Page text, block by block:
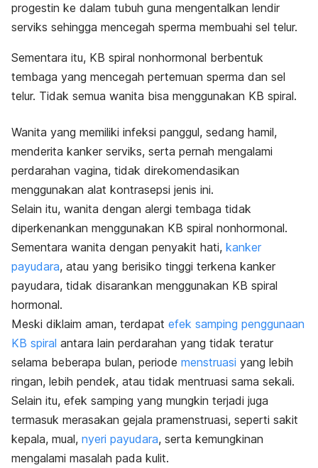
progestin ke dalam tubuh guna mengentalkan lendir
serviks sehingga mencegah sperma membuahi sel telur.
Sementara itu, KB spiral nonhormonal berbentuk
tembaga yang mencegah pertemuan sperma dan sel
telur. Tidak semua wanita bisa menggunakan KB spiral.
Wanita yang memiliki infeksi panggul, sedang hamil,
menderita kanker serviks, serta pernah mengalami
perdarahan vagina, tidak direkomendasikan
menggunakan alat kontrasepsi jenis ini.
Selain itu, wanita dengan alergi tembaga tidak
diperkenankan menggunakan KB spiral nonhormonal.
Sementara wanita dengan penyakit hati, kanker
payudara, atau yang berisiko tinggi terkena kanker
payudara, tidak disarankan menggunakan KB spiral
hormonal.
Meski diklaim aman, terdapat efek samping penggunaan
KB spiral antara lain perdarahan yang tidak teratur
selama beberapa bulan, periode menstruasi yang lebih
ringan, lebih pendek, atau tidak mentruasi sama sekali.
Selain itu, efek samping yang mungkin terjadi juga
termasuk merasakan gejala pramenstruasi, seperti sakit
kepala, mual, nyeri payudara, serta kemungkinan
mengalami masalah pada kulit.